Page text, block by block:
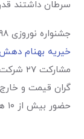
سرطان داشتند
جشنواره نوروزی ۱۳۹۸ طی روزهای ۷ تا ۱۰ اسفند ۱۳۹۷
خیریه بهنام دهش
گران قیمت و
حضور بیش از ۱۰ هزار نفر بازدیدکننده برگزار شد.